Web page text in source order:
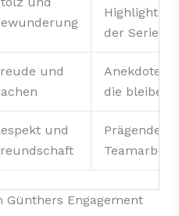
Highlight
der Serie
und
Anekdoten,
die bleiben
und
Prägende
Teamarbeit
Engagement